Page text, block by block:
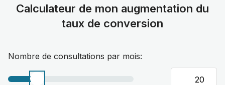
Calculateur de mon augmentation du
taux de conversion
Nombre de consultations par mois: